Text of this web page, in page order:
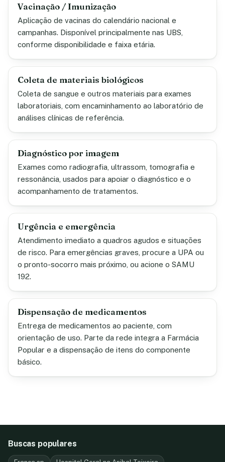
Vacinação / Imunização
Aplicação de vacinas do calendário nacional e
campanhas. Disponível principalmente nas UBS,
conforme disponibilidade e faixa etária.
Coleta de materiais biológicos
Coleta de sangue e outros materiais para exames
laboratoriais, com encaminhamento ao laboratório de
análises clínicas de referência.
Diagnóstico por imagem
Exames como radiografia, ultrassom, tomografia e
ressonância, usados para apoiar o diagnóstico e o
acompanhamento de tratamentos.
Urgência e emergência
Atendimento imediato a quadros agudos e situações
de risco. Para emergências graves, procure a UPA ou
o pronto-socorro mais próximo, ou acione o SAMU
192.
Dispensação de medicamentos
Entrega de medicamentos ao paciente, com
orientação de uso. Parte da rede integra a Farmácia
Popular e a dispensação de itens do componente
básico.
Buscas populares